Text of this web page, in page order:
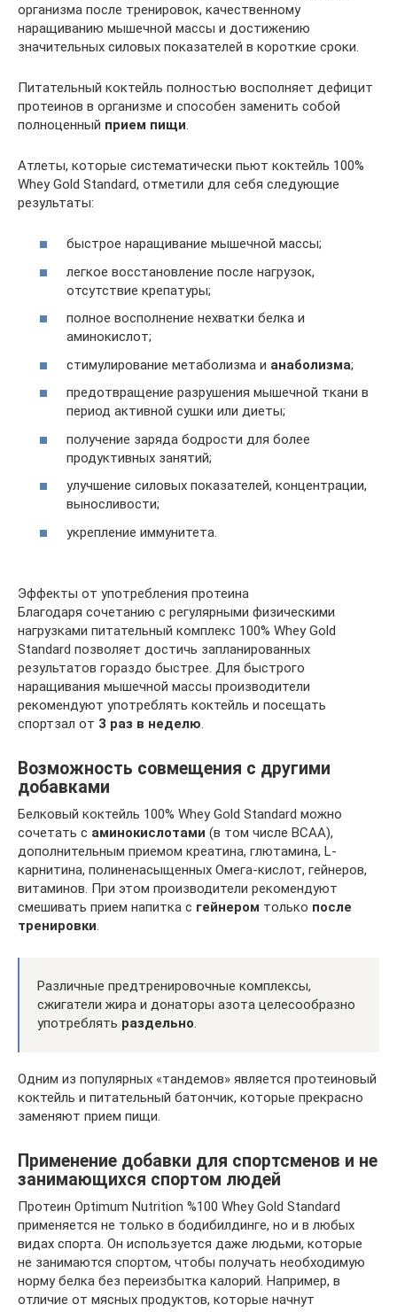
организма после тренировок, качественному
наращиванию мышечной массы и достижению
значительных силовых показателей в короткие сроки.
Питательный коктейль полностью восполняет дефицит
протеинов в организме и способен заменить собой
полноценный прием пищи.
Атлеты, которые систематически пьют коктейль 100%
Whey Gold Standard, отметили для себя следующие
результаты:
быстрое наращивание мышечной массы;
легкое восстановление после нагрузок,
отсутствие крепатуры;
полное восполнение нехватки белка и
аминокислот;
стимулирование метаболизма и анаболизма;
предотвращение разрушения мышечной ткани в
период активной сушки или диеты;
получение заряда бодрости для более
продуктивных занятий;
улучшение силовых показателей, концентрации,
выносливости;
укрепление иммунитета.
Эффекты от употребления протеина
Благодаря сочетанию с регулярными физическими
нагрузками питательный комплекс 100% Whey Gold
Standard позволяет достичь запланированных
результатов гораздо быстрее. Для быстрого
наращивания мышечной массы производители
рекомендуют употреблять коктейль и посещать
спортзал от 3 раз в неделю.
Возможность совмещения с другими
добавками
Белковый коктейль 100% Whey Gold Standard можно
сочетать с аминокислотами (в том числе ВСАА),
дополнительным приемом креатина, глютамина, L-
карнитина, полиненасыщенных Омега-кислот, гейнеров,
витаминов. При этом производители рекомендуют
смешивать прием напитка с гейнером только после
тренировки.
Различные предтренировочные комплексы,
сжигатели жира и донаторы азота целесообразно
употреблять раздельно.
Одним из популярных «тандемов» является протеиновый
коктейль и питательный батончик, которые прекрасно
заменяют прием пищи.
Применение добавки для спортсменов и не
занимающихся спортом людей
Протеин Optimum Nutrition %100 Whey Gold Standard
применяется не только в бодибилдинге, но и в любых
видах спорта. Он используется даже людьми, которые
не занимаются спортом, чтобы получать необходимую
норму белка без переизбытка калорий. Например, в
отличие от мясных продуктов, которые начнут